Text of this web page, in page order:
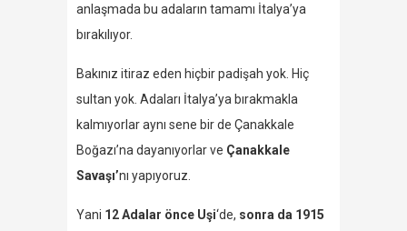
anlaşmada bu adaların tamamı İtalya’ya
bırakılıyor.
Bakınız itiraz eden hiçbir padişah yok. Hiç
sultan yok. Adaları İtalya’ya bırakmakla
kalmıyorlar aynı sene bir de Çanakkale
Boğazı’na dayanıyorlar ve Çanakkale
Savaşı’nı yapıyoruz.
Yani 12 Adalar önce Uşi‘de, sonra da 1915